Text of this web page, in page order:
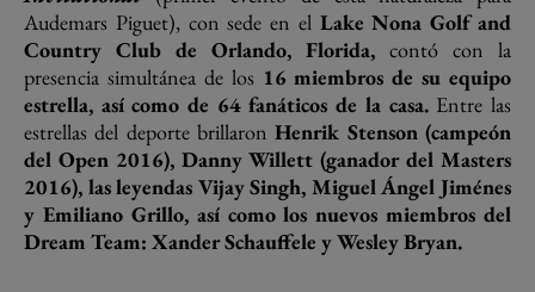
Audemars Piguet), con sede en el Lake Nona Golf and
Country Club de Orlando, Florida, contó con la
presencia simultánea de los 16 miembros de su equipo
estrella, así como de 64 fanáticos de la casa.Entre las
estrellas del deporte brillaronHenrik Stenson (campeón
del Open 2016), Danny Willett (ganador del Masters
2016), las leyendas Vijay Singh, Miguel Ángel Jiménes
y Emiliano Grillo, así como los nuevos miembros del
Dream Team: Xander Schauffele y Wesley Bryan.